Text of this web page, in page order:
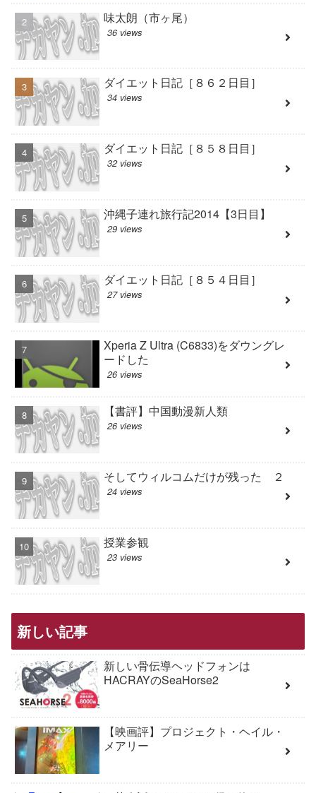
味太朗（市ヶ尾）
36 views
ダイエット日記［８６２日目］
34 views
ダイエット日記［８５８日目］
32 views
沖縄子連れ旅行記2014【3日目】
29 views
ダイエット日記［８５４日目］
27 views
Xperia Z Ultra (C6833)をダウングレ
ードした
26 views
【書評】中国動漫新人類
26 views
そしてウィルコムだけが残った ２
24 views
授業参観
23 views
新しい記事
新しい骨伝導ヘッドフォンは
HACRAYのSeaHorse2
【映画評】プロジェクト・ヘイル・
メアリー